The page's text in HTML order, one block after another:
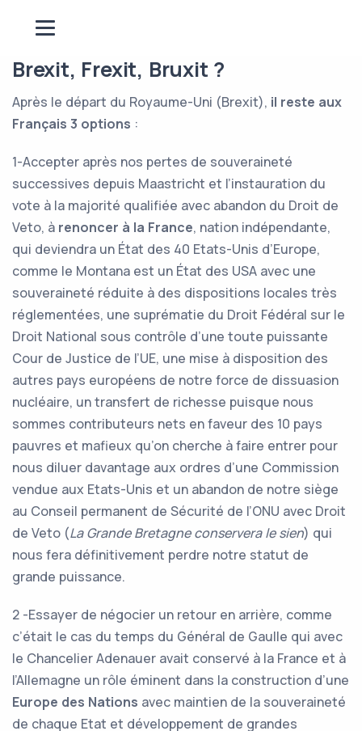
Brexit, Frexit, Bruxit ?
Après le départ du Royaume-Uni (Brexit), il reste aux
Français 3 options :
1-Accepter après nos pertes de souveraineté
successives depuis Maastricht et l’instauration du
vote à la majorité qualifiée avec abandon du Droit de
Veto, à renoncer à la France, nation indépendante,
qui deviendra un État des 40 Etats-Unis d’Europe,
comme le Montana est un État des USA avec une
souveraineté réduite à des dispositions locales très
réglementées, une suprématie du Droit Fédéral sur le
Droit National sous contrôle d’une toute puissante
Cour de Justice de l’UE, une mise à disposition des
autres pays européens de notre force de dissuasion
nucléaire, un transfert de richesse puisque nous
sommes contributeurs nets en faveur des 10 pays
pauvres et mafieux qu’on cherche à faire entrer pour
nous diluer davantage aux ordres d’une Commission
vendue aux Etats-Unis et un abandon de notre siège
au Conseil permanent de Sécurité de l’ONU avec Droit
de Veto (La Grande Bretagne conservera le sien) qui
nous fera définitivement perdre notre statut de
grande puissance.
2 -Essayer de négocier un retour en arrière, comme
c’était le cas du temps du Général de Gaulle qui avec
le Chancelier Adenauer avait conservé à la France et à
l’Allemagne un rôle éminent dans la construction d’une
Europe des Nations avec maintien de la souveraineté
de chaque Etat et développement de grandes